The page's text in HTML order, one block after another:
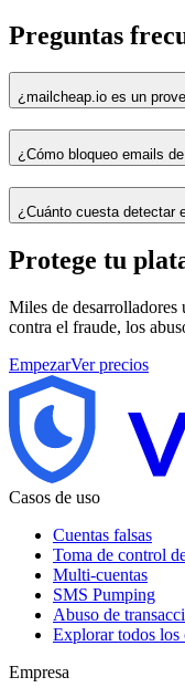
Preguntas
¿mailcheap.io es un
¿Cómo bloqueo emails
¿Cuánto cuesta detectar
Protege tu
Miles de desarrolladores
contra el fraude, los
EmpezarVer precios
Casos de uso
Cuentas falsas
Toma de control
Multi-cuentas
SMS Pumping
Abuso de
Explorar todos los
Empresa